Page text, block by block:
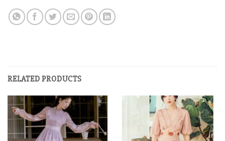
RELATED PRODUCTS